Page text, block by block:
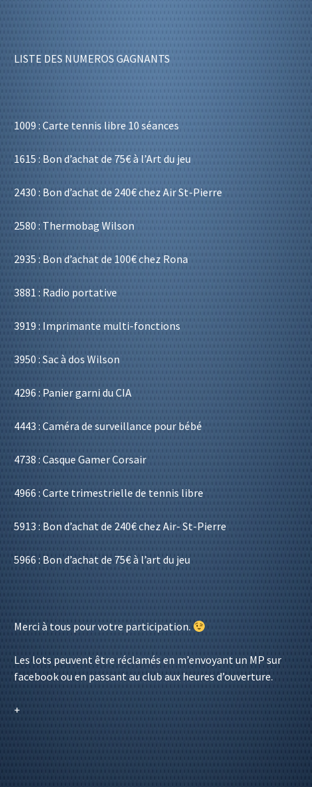
LISTE DES NUMEROS GAGNANTS
1009 : Carte tennis libre 10 séances
1615 : Bon d’achat de 75€ à l’Art du jeu
2430 : Bon d’achat de 240€ chez Air St-Pierre
2580 : Thermobag Wilson
2935 : Bon d’achat de 100€ chez Rona
3881 : Radio portative
3919 : Imprimante multi-fonctions
3950 : Sac à dos Wilson
4296 : Panier garni du CIA
4443 : Caméra de surveillance pour bébé
4738 : Casque Gamer Corsair
4966 : Carte trimestrielle de tennis libre
5913 : Bon d’achat de 240€ chez Air- St-Pierre
5966 : Bon d’achat de 75€ à l’art du jeu
Merci à tous pour votre participation.
Les lots peuvent être réclamés en m’envoyant un MP sur
facebook ou en passant au club aux heures d’ouverture.
+